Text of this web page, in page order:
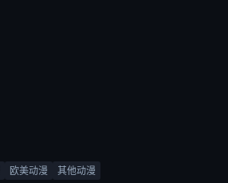
欧美动漫 其他动漫
日韩动漫